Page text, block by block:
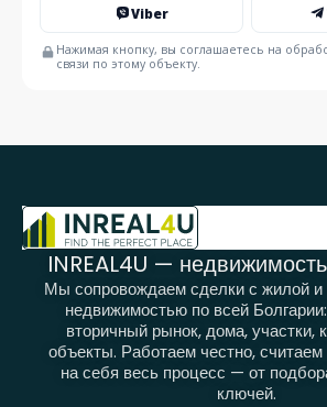
Viber
Нажимая кнопку, вы соглашаетесь на
связи по этому объекту.
INREAL4U —
Мы сопровождаем сделки с жилой и
недвижимостью по всей
вторичный рынок, дома, участки,
объекты. Работаем честно,
на себя весь процесс — от
ключей.